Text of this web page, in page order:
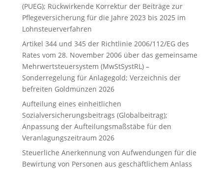
(PUEG); Rückwirkende Korrektur der Beiträge zur
Pflegeversicherung für die Jahre 2023 bis 2025 im
Lohnsteuerverfahren
Artikel 344 und 345 der Richtlinie 2006/112/EG des
Rates vom 28. November 2006 über das gemeinsame
Mehrwertsteuersystem (MwStSystRL) –
Sonderregelung für Anlagegold; Verzeichnis der
befreiten Goldmünzen 2026
Aufteilung eines einheitlichen
Sozialversicherungsbeitrags (Globalbeitrag);
Anpassung der Aufteilungsmaßstäbe für den
Veranlagungszeitraum 2026
Steuerliche Anerkennung von Aufwendungen für die
Bewirtung von Personen aus geschäftlichem Anlass